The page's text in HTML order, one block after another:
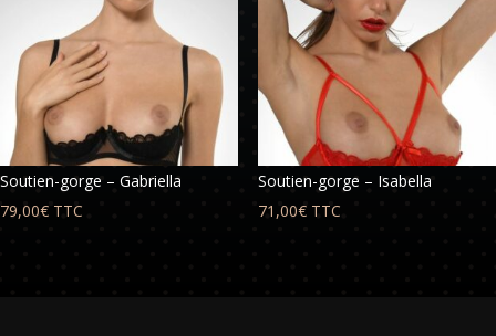
Soutien-gorge – Gabriella
79,00€ TTC
Soutien-gorge – Isabella
71,00€ TTC